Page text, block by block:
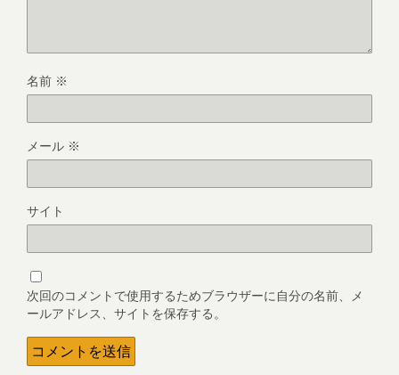
名前 ※
メール ※
サイト
次回のコメントで使用するためブラウザーに自分の名前、メ
ールアドレス、サイトを保存する。